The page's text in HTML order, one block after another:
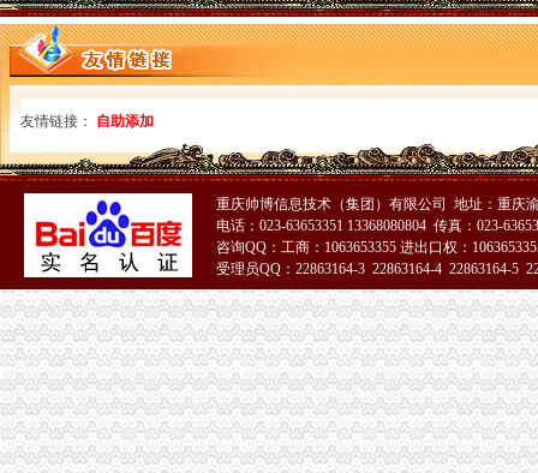
农产品增值税进项税额核定扣除办法有关问题_志趣网
关于产品增值税进项税额核定扣除办法的公告_志趣网
河北省国家税务局-信息公开-农产品增值税进项税额核定扣除标准
广西出台缫丝加工行业增值税核定扣除新政策-商品动态-生意社
国家税务总局关于在部分行业试行农产品增值税进项税额核定扣除办法
对《关于调整房地产开发项目土地增值税核定征收办法的公告》有关问
关于在部分行业试行农产品增值税进项税额核定扣除办法有关问题的公告
山东关于下达部分企业农产品增值税进项税额核定扣除标准的公告_地
昌平区地税局转发北京市地方税务局关于商品住宅土地增值税核定扣除
增值税核定标准
黑龙江省地方税务局
个人转让二手商铺,增值税也要提高
增值税进项税额扣除标准核定（依申请）
财政部国家税务总局关于在部分行业试行农产品增值税进项税额核定扣
财政部国家税务总局关于在部分行业试行农产品增值税进项税额核定
关于调整农产品增值税进项税额核定扣除标准的通知
增值税发票核定调整-安康市人民
改进农产品增值税核定扣除办法
友情链接： 自助添加
重庆帅博信息技术（集团）有限公司 地址：重庆
电话：023-63653351 13368080804 传真：023-
咨询QQ：工商：1063653355 进出口权：
受理员QQ：22863164-3 22863164-4 22863164-5